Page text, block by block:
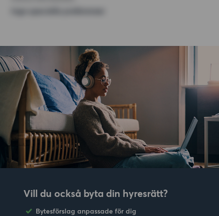
Vill du också byta din hyresrätt?
Bytesförslag anpassade för dig